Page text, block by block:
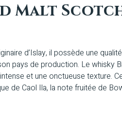
Malt
d’Islay, il possède une
pays de production. Le whisky
et une onctueuse texture.
de Caol Ila, la note fruitée de